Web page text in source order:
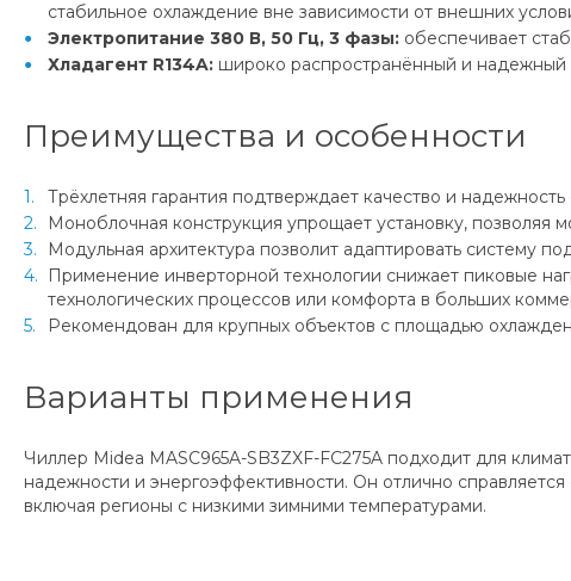
стабильное охлаждение вне зависимости от внешних
Электропитание 380 В, 50 Гц, 3 фазы: обеспечивает
Хладагент R134A: широко распространённый и надежный
Преимущества и особенности
Трёхлетняя гарантия подтверждает качество и
Моноблочная конструкция упрощает установку, позволяя
Модульная архитектура позволит адаптировать систему
Применение инверторной технологии снижает пиковые
технологических процессов или комфорта в больших
Рекомендован для крупных объектов с площадью
Варианты применения
Чиллер Midea MASC965A-SB3ZXF-FC275A подходит для
надежности и энергоэффективности. Он отлично
включая регионы с низкими зимними температурами.